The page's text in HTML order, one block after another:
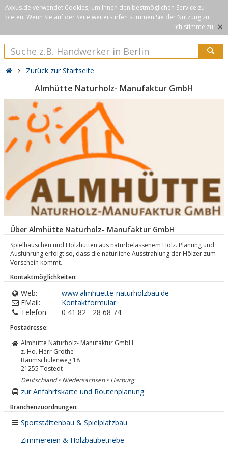
Axxus.de verwendet Cookies, um Ihnen den bestmöglichen Service zu
bieten. Wenn Sie auf der Seite weitersurfen stimmen Sie der Nutzung zu.
Ich stimme zu. ×
Zurück zur Startseite
Almhütte Naturholz- Manufaktur GmbH
Über Almhütte Naturholz- Manufaktur GmbH
Spielhäuschen und Holzhütten aus naturbelassenem Holz. Planung und
Ausführung erfolgt so, dass die natürliche Ausstrahlung der Hölzer zum
Vorschein kommt.
Kontaktmöglichkeiten:
Web:
www.almhuette-naturholzbau.de
EMail:
Kontaktformular
Telefon:
0 41 82 - 28 68 74
Postadresse:
Almhütte Naturholz- Manufaktur GmbH
z. Hd. Herr Grothe
Baumschulenweg 18
21255 Tostedt
Deutschland • Niedersachsen • Harburg
zur Anfahrtskarte und Routenplanung
Branchenzuordnungen:
Sportstättenbau & Spielplatzbau
Zimmereien & Holzbaubetriebe